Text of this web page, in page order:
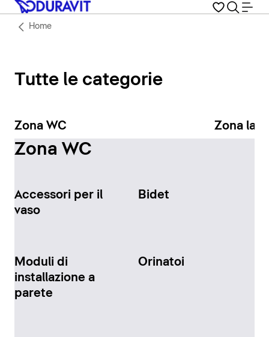
Home
Tutte le categorie
Zona WC Zona
Zona WC
Accessori per il
vaso
Bidet
Moduli di
installazione a
parete
Orinatoi